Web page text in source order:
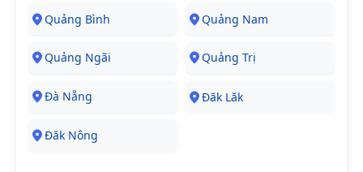
Quảng Bình Quảng Nam
Quảng Ngãi Quảng Trị
Đà Nẵng Đăk Lăk
Đăk Nông